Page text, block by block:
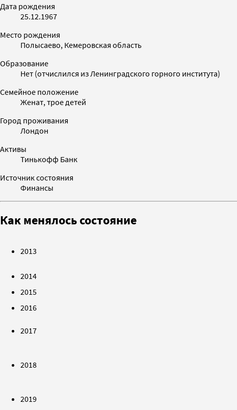
Дата рождения
25.12.1967
Место рождения
Полысаево, Кемеровская область
Образование
Нет (отчислился из Ленинградского горного института)
Семейное положение
Женат, трое детей
Город проживания
Лондон
Активы
Тинькофф Банк
Источник состояния
Финансы
Как менялось состояние
2013
2014
2015
2016
2017
2018
2019